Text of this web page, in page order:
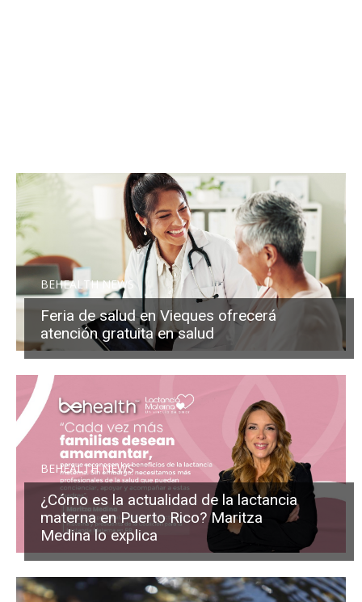
BEHEALTH NEWS
Feria de salud en Vieques ofrecerá
atención gratuita en salud
BEHEALTH NEWS
¿Cómo es la actualidad de la lactancia
materna en Puerto Rico? Maritza
Medina lo explica